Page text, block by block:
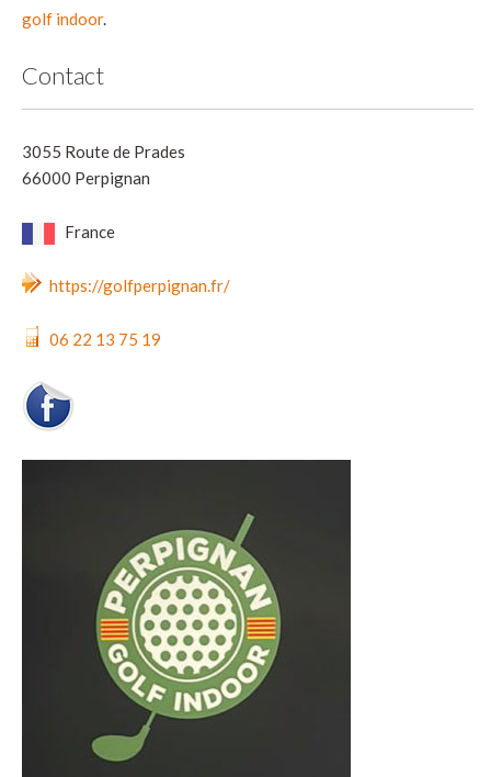
golf indoor.
Contact
3055 Route de Prades
66000 Perpignan
France
https://golfperpignan.fr/
06 22 13 75 19